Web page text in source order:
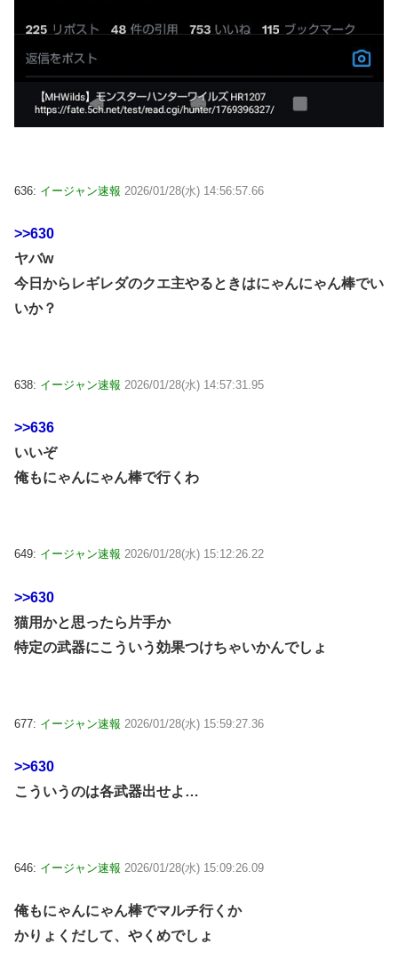
636: イージャン速報 2026/01/28(水) 14:56:57.66
>>630
ヤバw
今日からレギレダのクエ主やるときはにゃんにゃん棒でい
いか？
638: イージャン速報 2026/01/28(水) 14:57:31.95
>>636
いいぞ
俺もにゃんにゃん棒で行くわ
649: イージャン速報 2026/01/28(水) 15:12:26.22
>>630
猫用かと思ったら片手か
特定の武器にこういう効果つけちゃいかんでしょ
677: イージャン速報 2026/01/28(水) 15:59:27.36
>>630
こういうのは各武器出せよ…
646: イージャン速報 2026/01/28(水) 15:09:26.09
俺もにゃんにゃん棒でマルチ行くか
かりょくだして、やくめでしょ